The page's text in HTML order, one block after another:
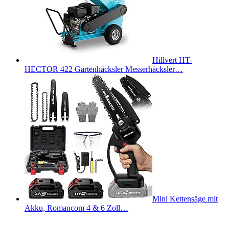
Hillvert HT-
HECTOR 422 Gartenhäcksler Messerhäcksler…
Mini Kettensäge mit
Akku, Romancom 4 & 6 Zoll…